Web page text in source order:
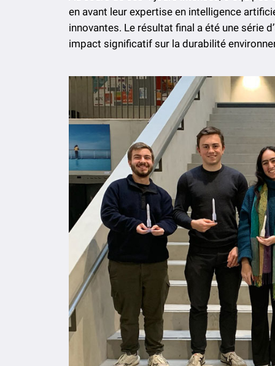
en avant leur expertise en intelligence
innovantes. Le résultat final a été une série
impact significatif sur la durabilité